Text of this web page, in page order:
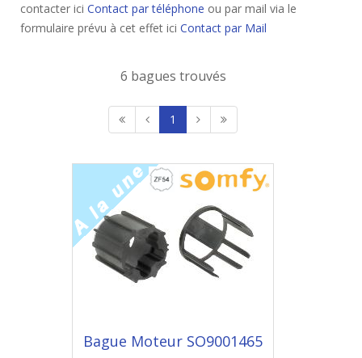
contacter ici Contact par téléphone ou par mail via le
formulaire prévu à cet effet ici Contact par Mail
6 bagues trouvés
1
Bague Moteur SO9001465